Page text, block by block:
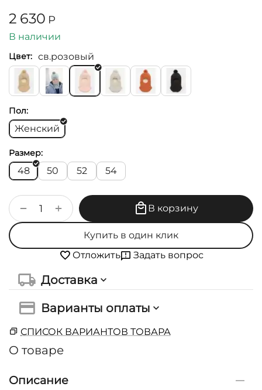
2 630 Р
В наличии
Цвет: св.розовый
Пол:
Женский
Размер:
48 50 52 54
+
− В корзину
Купить в один клик
Отложить
Задать вопрос
Доставка
Варианты оплаты
СПИСОК ВАРИАНТОВ ТОВАРА
О товаре
Описание